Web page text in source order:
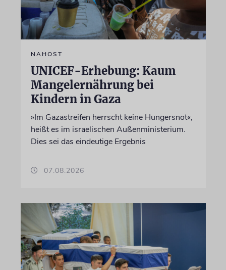
NAHOST
UNICEF-Erhebung: Kaum
Mangelernährung bei
Kindern in Gaza
»Im Gazastreifen herrscht keine Hungersnot«,
heißt es im israelischen Außenministerium.
Dies sei das eindeutige Ergebnis
07.08.2026